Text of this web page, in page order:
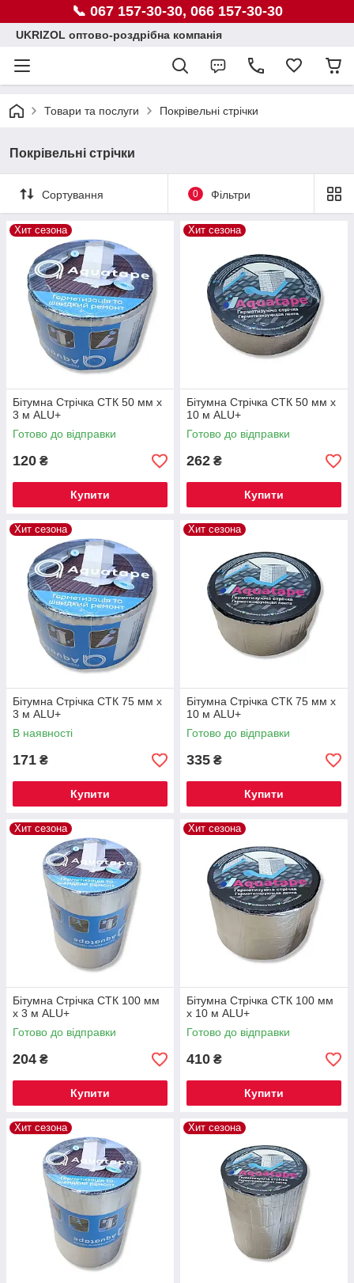
📞 067 157-30-30, 066 157-30-30
UKRIZOL оптово-роздрібна компанія
Товари та послуги Покрівельні стрічки
Покрівельні стрічки
Сортування 0 Фільтри
Хит сезона
Бітумна Стрічка СТК 50 мм х
3 м ALU+
Готово до відправки
120 ₴
Купити
Хит сезона
Бітумна Стрічка СТК 50 мм х
10 м ALU+
Готово до відправки
262 ₴
Купити
Хит сезона
Бітумна Стрічка СТК 75 мм х
3 м ALU+
В наявності
171 ₴
Купити
Хит сезона
Бітумна Стрічка СТК 75 мм х
10 м ALU+
Готово до відправки
335 ₴
Купити
Хит сезона
Бітумна Стрічка СТК 100 мм
х 3 м ALU+
Готово до відправки
204 ₴
Купити
Хит сезона
Бітумна Стрічка СТК 100 мм
х 10 м ALU+
Готово до відправки
410 ₴
Купити
Хит сезона Хит сезона